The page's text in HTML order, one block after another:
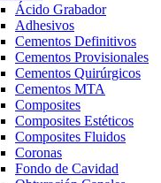
Ácido Grabador
Adhesivos
Cementos Definitivos
Cementos Provisionales
Cementos Quirúrgicos
Cementos MTA
Composites
Composites Estéticos
Composites Fluidos
Coronas
Fondo de Cavidad